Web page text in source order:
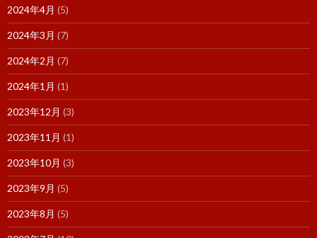
2024年4月 (5)
2024年3月 (7)
2024年2月 (7)
2024年1月 (1)
2023年12月 (3)
2023年11月 (1)
2023年10月 (3)
2023年9月 (5)
2023年8月 (5)